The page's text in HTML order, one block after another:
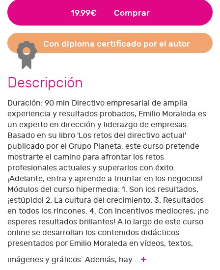
19.99€ Comprar
Con diploma certificado por el autor
Descripción
Duración: 90 min Directivo empresarial de amplia
experiencia y resultados probados, Emilio Moraleda es
un experto en dirección y liderazgo de empresas.
Basado en su libro 'Los retos del directivo actual'
publicado por el Grupo Planeta, este curso pretende
mostrarte el camino para afrontar los retos
profesionales actuales y superarlos con éxito.
¡Adelante, entra y aprende a triunfar en los negocios!
Módulos del curso hipermedia: 1. Son los resultados,
¡estúpido! 2. La cultura del crecimiento. 3. Resultados
en todos los rincones. 4. Con incentivos mediocres, ¡no
esperes resultados brillantes! A lo largo de este curso
online se desarrollan los contenidos didácticos
presentados por Emilio Moraleda en vídeos, textos,
imágenes y gráficos. Además, hay ...+